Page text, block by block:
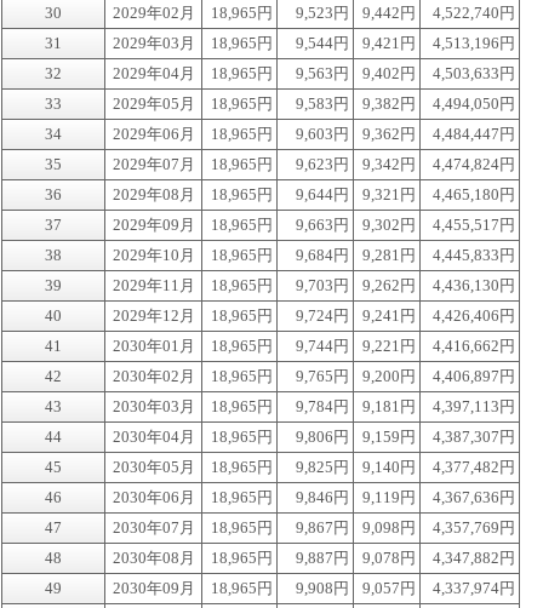
30
2029年02月 18,965円 9,523円 9,442円
4,522,740円
31
2029年03月 18,965円 9,544円 9,421円
4,513,196円
32
2029年04月 18,965円 9,563円 9,402円
4,503,633円
33
2029年05月 18,965円 9,583円 9,382円
4,494,050円
34
2029年06月 18,965円 9,603円 9,362円
4,484,447円
35
2029年07月 18,965円 9,623円 9,342円
4,474,824円
36
2029年08月 18,965円 9,644円 9,321円
4,465,180円
37
2029年09月 18,965円 9,663円 9,302円
4,455,517円
38
2029年10月 18,965円 9,684円 9,281円
4,445,833円
39
2029年11月 18,965円 9,703円 9,262円
4,436,130円
40
2029年12月 18,965円 9,724円 9,241円
4,426,406円
41
2030年01月 18,965円 9,744円 9,221円
4,416,662円
42
2030年02月 18,965円 9,765円 9,200円
4,406,897円
43
2030年03月 18,965円 9,784円 9,181円
4,397,113円
44
2030年04月 18,965円 9,806円 9,159円
4,387,307円
45
2030年05月 18,965円 9,825円 9,140円
4,377,482円
46
2030年06月 18,965円 9,846円 9,119円
4,367,636円
47
2030年07月 18,965円 9,867円 9,098円
4,357,769円
48
2030年08月 18,965円 9,887円 9,078円
4,347,882円
49
2030年09月 18,965円 9,908円 9,057円
4,337,974円